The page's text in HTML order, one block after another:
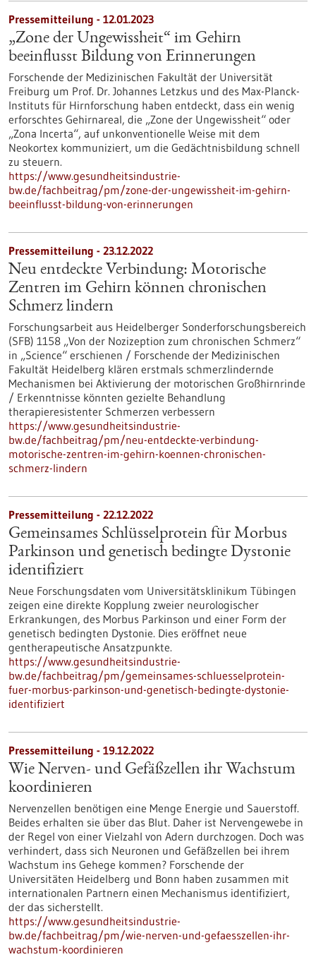
Pressemitteilung - 12.01.2023
„Zone der Ungewissheit“ im Gehirn
beeinflusst Bildung von Erinnerungen
Forschende der Medizinischen Fakultät der Universität
Freiburg um Prof. Dr. Johannes Letzkus und des Max-Planck-
Instituts für Hirnforschung haben entdeckt, dass ein wenig
erforschtes Gehirnareal, die „Zone der Ungewissheit“ oder
„Zona Incerta“, auf unkonventionelle Weise mit dem
Neokortex kommuniziert, um die Gedächtnisbildung schnell
zu steuern.
https://www.gesundheitsindustrie-
bw.de/fachbeitrag/pm/zone-der-ungewissheit-im-gehirn-
beeinflusst-bildung-von-erinnerungen
Pressemitteilung - 23.12.2022
Neu entdeckte Verbindung: Motorische
Zentren im Gehirn können chronischen
Schmerz lindern
Forschungsarbeit aus Heidelberger Sonderforschungsbereich
(SFB) 1158 „Von der Nozizeption zum chronischen Schmerz“
in „Science“ erschienen / Forschende der Medizinischen
Fakultät Heidelberg klären erstmals schmerzlindernde
Mechanismen bei Aktivierung der motorischen Großhirnrinde
/ Erkenntnisse könnten gezielte Behandlung
therapieresistenter Schmerzen verbessern
https://www.gesundheitsindustrie-
bw.de/fachbeitrag/pm/neu-entdeckte-verbindung-
motorische-zentren-im-gehirn-koennen-chronischen-
schmerz-lindern
Pressemitteilung - 22.12.2022
Gemeinsames Schlüsselprotein für Morbus
Parkinson und genetisch bedingte Dystonie
identifiziert
Neue Forschungsdaten vom Universitätsklinikum Tübingen
zeigen eine direkte Kopplung zweier neurologischer
Erkrankungen, des Morbus Parkinson und einer Form der
genetisch bedingten Dystonie. Dies eröffnet neue
gentherapeutische Ansatzpunkte.
https://www.gesundheitsindustrie-
bw.de/fachbeitrag/pm/gemeinsames-schluesselprotein-
fuer-morbus-parkinson-und-genetisch-bedingte-dystonie-
identifiziert
Pressemitteilung - 19.12.2022
Wie Nerven- und Gefäßzellen ihr Wachstum
koordinieren
Nervenzellen benötigen eine Menge Energie und Sauerstoff.
Beides erhalten sie über das Blut. Daher ist Nervengewebe in
der Regel von einer Vielzahl von Adern durchzogen. Doch was
verhindert, dass sich Neuronen und Gefäßzellen bei ihrem
Wachstum ins Gehege kommen? Forschende der
Universitäten Heidelberg und Bonn haben zusammen mit
internationalen Partnern einen Mechanismus identifiziert,
der das sicherstellt.
https://www.gesundheitsindustrie-
bw.de/fachbeitrag/pm/wie-nerven-und-gefaesszellen-ihr-
wachstum-koordinieren